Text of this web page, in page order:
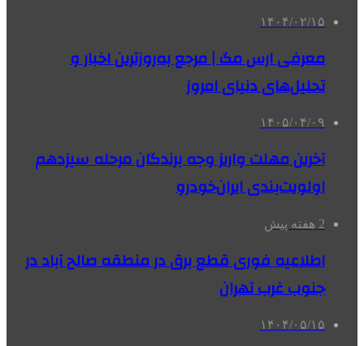
۱۴۰۴/۰۲/۱۵
معرفی ارس مگ | مرجع به‌روزترین اخبار و
تحلیل‌های دنیای امروز
۱۴۰۵/۰۴/۰۹
آخرین مهلت واریز وجه برندگان مرحله سیزدهم
اولویت‌بندی ایران‌خودرو
2 هفته پیش
اطلاعیه فوری قطع برق در منطقه صالح آباد در
جنوب غرب تهران
۱۴۰۴/۰۵/۱۵